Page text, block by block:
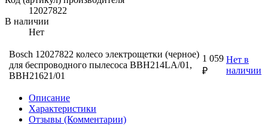
12027822
В наличии
Нет
Bosch 12027822 колесо электрощетки (черное)
для беспроводного пылесоса BBH214LA/01,
BBH21621/01
1 059
₽
Нет в
наличии
Описание
Характеристики
Отзывы (Комментарии)